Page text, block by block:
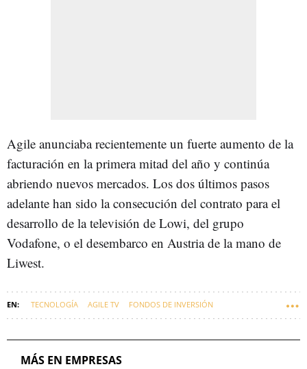
Agile anunciaba recientemente un fuerte aumento de la
facturación en la primera mitad del año y continúa
abriendo nuevos mercados. Los dos últimos pasos
adelante han sido la consecución del contrato para el
desarrollo de la televisión de Lowi, del grupo
Vodafone, o el desembarco en Austria de la mano de
Liwest.
TECNOLOGÍA AGILE TV FONDOS DE INVERSIÓN
MÁS EN EMPRESAS